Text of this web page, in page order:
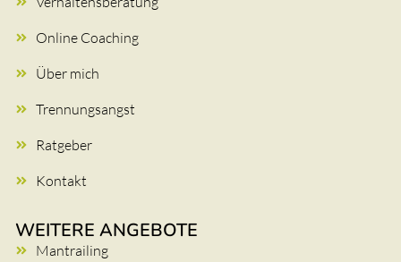
Online Coaching
Über mich
Trennungsangst
Ratgeber
Kontakt
WEITERE ANGEBOTE
Mantrailing